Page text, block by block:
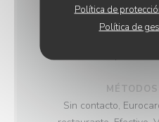
Política de
Política de
Sin contacto,